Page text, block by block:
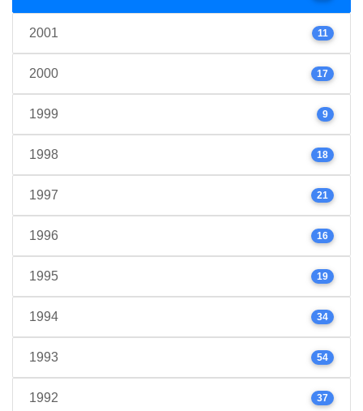
2001 11
2000 17
1999 9
1998 18
1997 21
1996 16
1995 19
1994 34
1993 54
1992 37